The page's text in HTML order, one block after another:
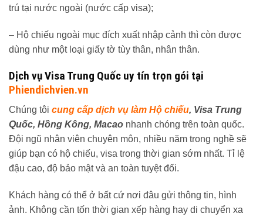
trú tại nước ngoài (nước cấp visa);
– Hộ chiếu ngoài mục đích xuất nhập cảnh thì còn được
dùng như một loại giấy tờ tùy thân, nhân thân.
Dịch vụ Visa Trung Quốc uy tín trọn gói tại
Phiendichvien.vn
Chúng tôi cung cấp dịch vụ làm Hộ chiếu, Visa Trung
Quốc, Hồng Kông, Macao nhanh chóng trên toàn quốc.
Đội ngũ nhân viên chuyên môn, nhiều năm trong nghề sẽ
giúp bạn có hộ chiếu, visa trong thời gian sớm nhất. Tỉ lệ
đậu cao, độ bảo mật và an toàn tuyệt đối.
Khách hàng có thể ở bất cứ nơi đâu gửi thông tin, hình
ảnh. Không cần tốn thời gian xếp hàng hay di chuyển xa